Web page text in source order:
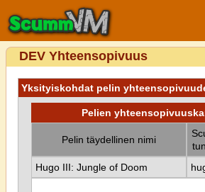
DEV Yhteensopivuus
Yksityiskohdat pelin
Pelien
Pelin täydellinen nimi
Hugo III: Jungle of Doom